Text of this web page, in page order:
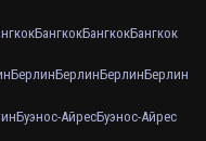
БангкокБангкокБангкок
БерлинБерлинБерлинБерлин
Буэнос-АйресБуэнос-Айрес